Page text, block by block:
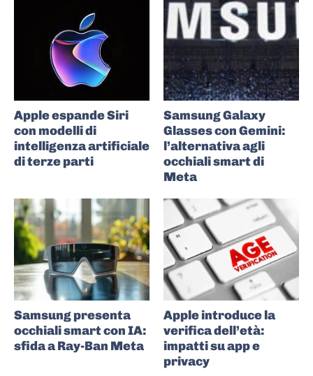
Apple espande Siri
con modelli di
intelligenza artificiale
di terze parti
Samsung Galaxy
Glasses con Gemini:
l’alternativa agli
occhiali smart di
Meta
Samsung presenta
occhiali smart con IA:
sfida a Ray-Ban Meta
Apple introduce la
verifica dell’età:
impatti su app e
privacy